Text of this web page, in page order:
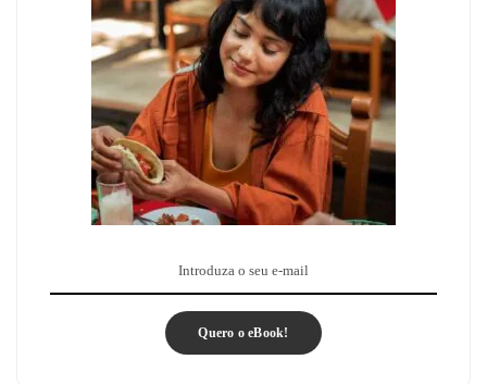
Quero o eBook!